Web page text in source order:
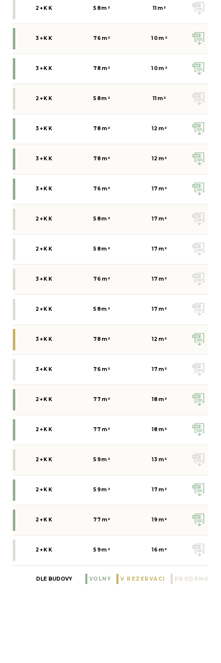
2+KK 58m² 11 m²
3+KK 76 m² 10 m²
3+KK 78 m² 10 m²
2+KK 58m² 11 m²
3+KK 78 m² 12 m²
3+KK 78 m² 12 m²
3+KK 76 m² 17 m²
2+KK 58m² 17 m²
2+KK 58m² 17 m²
3+KK 76 m² 17 m²
2+KK 58m² 17 m²
3+KK 78 m² 12 m²
3+KK 76 m² 17 m²
2+KK 77 m² 18 m²
2+KK 77 m² 18 m²
2+KK 59m² 13 m²
2+KK 59m² 17 m²
2+KK 77 m² 19 m²
2+KK 59m² 16 m²
DLE BUDOVY VOLNÝ V REZERVACI PRODÁNO